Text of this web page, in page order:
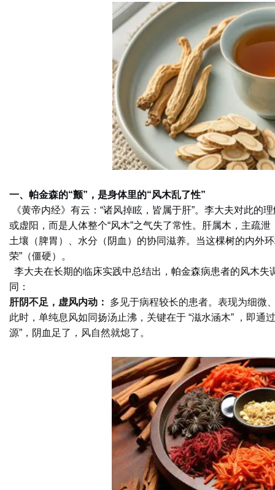
一、帕金森的“颤”，是身体里的“风木乱了性”
《黄帝内经》有云：“诸风掉眩，皆属于肝”。李大夫对此的
或虚阳，而是人体整个“风木”之气失了常性。肝属木，主疏
土壤（脾胃）、水分（阴血）的协同滋养。当这棵树的内外
荣”（僵硬）。
李大夫在长期的临床实践中总结出，帕金森病患者的风木
同：
肝阴不足，虚风内动：
多见于病程较长的患者。表现为细微
此时，单纯息风如同扬汤止沸，关键在于 “滋水涵木” ，即
源”，阴血足了，风自然就熄了。